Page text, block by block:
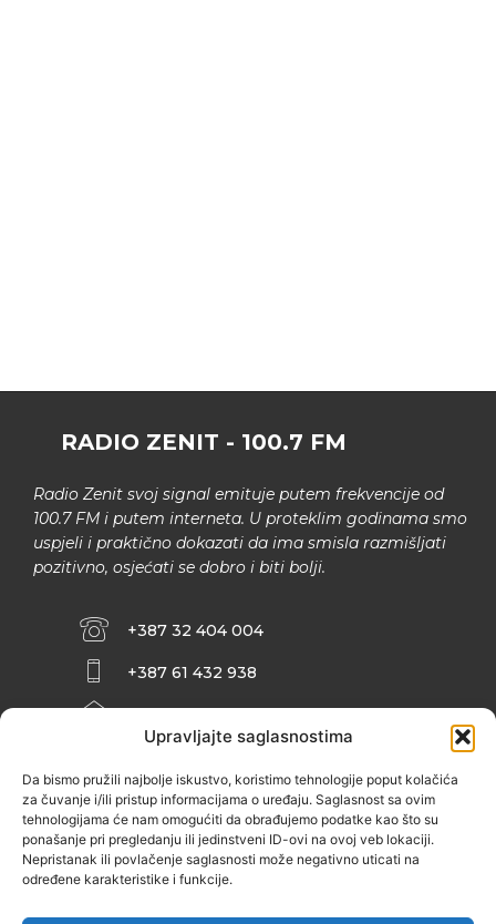
Upravljajte saglasnostima
Da bismo pružili najbolje iskustvo, koristimo tehnologije poput kolačića
za čuvanje i/ili pristup informacijama o uređaju. Saglasnost sa ovim
tehnologijama će nam omogućiti da obrađujemo podatke kao što su
ponašanje pri pregledanju ili jedinstveni ID-ovi na ovoj veb lokaciji.
Nepristanak ili povlačenje saglasnosti može negativno uticati na
određene karakteristike i funkcije.
RADIO ZENIT - 100.7 FM
Radio Zenit svoj signal emituje putem frekvencije od
100.7 FM i putem interneta. U proteklim godinama smo
uspjeli i praktično dokazati da ima smisla razmišljati
pozitivno, osjećati se dobro i biti bolji.
+387 32 404 004
+387 61 432 938
INFO@ZENIT.BA
ZENIČANKA, 3. SPRAT), 72000 ZENICA